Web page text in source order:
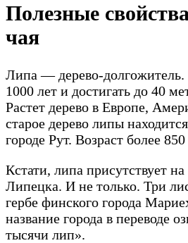
Полезные
чая
Липа — дерево-
1000 лет и достигать до 40
Растет дерево в Европе,
старое дерево липы
городе Рут. Возраст более 850
Кстати, липа присутствует на
Липецка. И не только. Три
гербе финского города
название города в переводе
тысячи лип».